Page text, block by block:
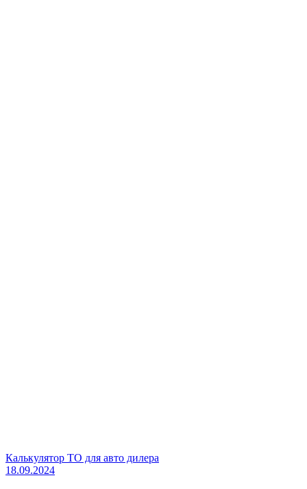
Калькулятор ТО для авто дилера
18.09.2024